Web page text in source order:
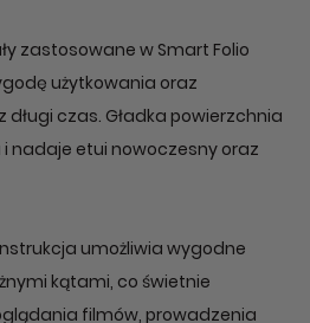
zastosowane w Smart Folio
użytkowania oraz
czas. Gładka powierzchnia
nadaje etui nowoczesny oraz
umożliwia wygodne
kątami, co świetnie
filmów, prowadzenia